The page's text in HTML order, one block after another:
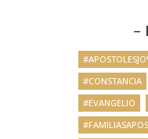
–
#CONSTANCIA
#EVANGELIO